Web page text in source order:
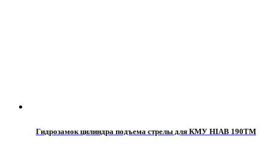
Гидрозамок цилиндра подъема стрелы для КМУ HIAB 190TM